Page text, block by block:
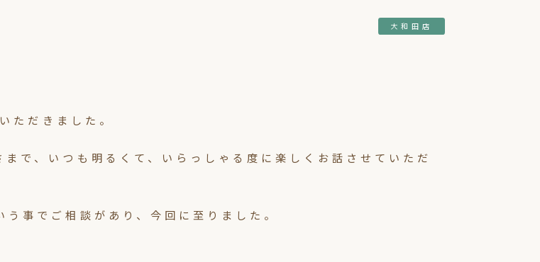
大和田店
ただきました。
で、いつも明るくて、いらっしゃる度に楽しくお話させていただ
事でご相談があり、今回に至りました。